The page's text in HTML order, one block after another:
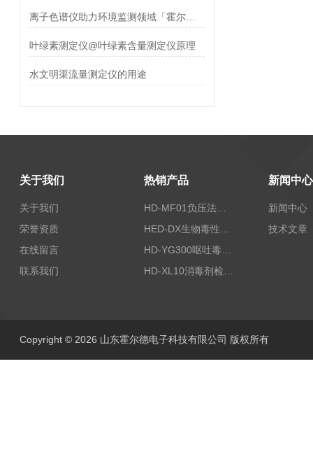
叶绿素测定仪@叶绿素含量测定仪原理
水文明渠流量测定仪的用途
关于我们
关于我们
荣誉资质
在线留言
联系我们
热销产品
HD-MF01负压法密封性测试仪
新闻中心
新闻中心
技术文章
Copyright © 2026 山东霍尔德电子科技有限公司 版权所有